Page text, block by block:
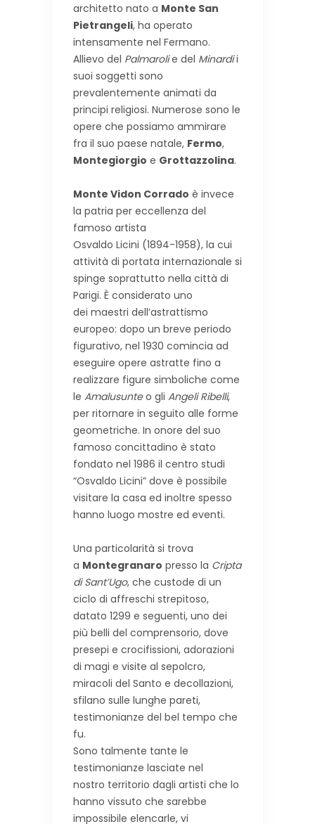
architetto nato a Monte San
Pietrangeli, ha operato
intensamente nel Fermano.
Allievo del Palmarolie del Minardii
suoi soggetti sono
prevalentemente animati da
principi religiosi. Numerose sono le
opere che possiamo ammirare
fra il suo paese natale, Fermo,
Montegiorgio e Grottazzolina.
Monte Vidon Corrado è invece
la patria per eccellenza del
famoso artista
Osvaldo Licini (1894-1958), la cui
attività di portata internazionale si
spinge soprattutto nella città di
Parigi. È considerato uno
dei maestri dell’astrattismo
europeo: dopo un breve periodo
figurativo, nel 1930 comincia ad
eseguire opere astratte fino a
realizzare figure simboliche come
le Amalusunteo gli Angeli Ribelli,
per ritornare in seguito alle forme
geometriche. In onore del suo
famoso concittadino è stato
fondato nel 1986 il centro studi
“Osvaldo Licini” dove è possibile
visitare la casa ed inoltre spesso
hanno luogo mostre ed eventi.
Una particolarità si trova
a Montegranaro presso la Cripta
di Sant’Ugo, che custode di un
ciclo di affreschi strepitoso,
datato 1299 e seguenti, uno dei
più belli del comprensorio, dove
presepi e crocifissioni, adorazioni
di magi e visite al sepolcro,
miracoli del Santo e decollazioni,
sfilano sulle lunghe pareti,
testimonianze del bel tempo che
fu.
Sono talmente tante le
testimonianze lasciate nel
nostro territorio dagli artisti che lo
hanno vissuto che sarebbe
impossibile elencarle, vi